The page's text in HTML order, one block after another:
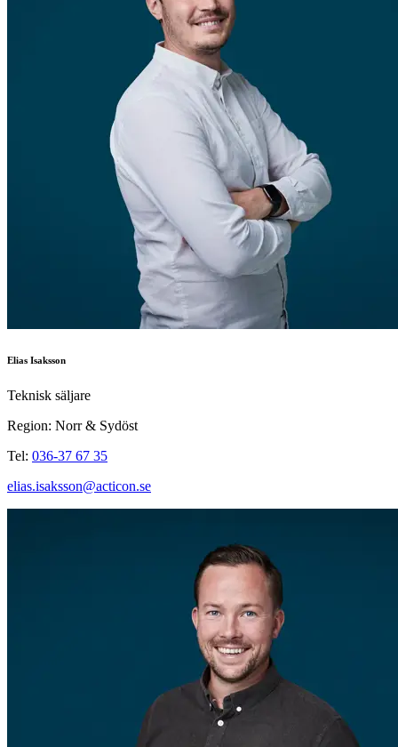
Elias Isaksson
Teknisk säljare
Region: Norr & Sydöst
Tel: 036-37 67 35
elias.isaksson@acticon.se